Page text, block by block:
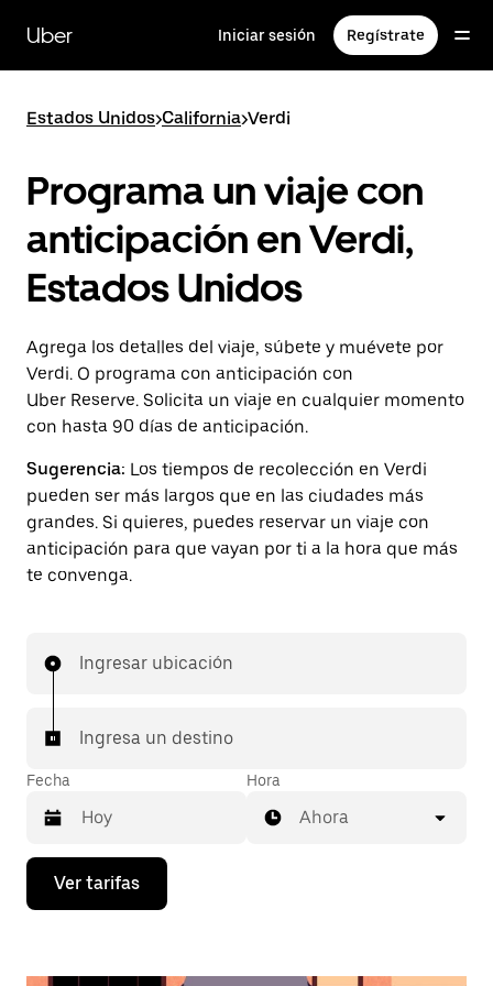
contenido
principal
Uber Iniciar sesión Regístrate
Estados Unidos>California>Verdi
Programa un viaje con
anticipación en Verdi,
Estados Unidos
Agrega los detalles del viaje, súbete y muévete por
Verdi. O programa con anticipación con
Uber Reserve. Solicita un viaje en cualquier momento
con hasta 90 días de anticipación.
Sugerencia: Los tiempos de recolección en Verdi
pueden ser más largos que en las ciudades más
grandes. Si quieres, puedes reservar un viaje con
anticipación para que vayan por ti a la hora que más
te convenga.
Ingresar ubicación
Ingresa un destino
Fecha
Presiona
flecha
Hora
Ahora
Ver tarifas